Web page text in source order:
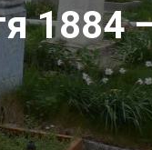
1884